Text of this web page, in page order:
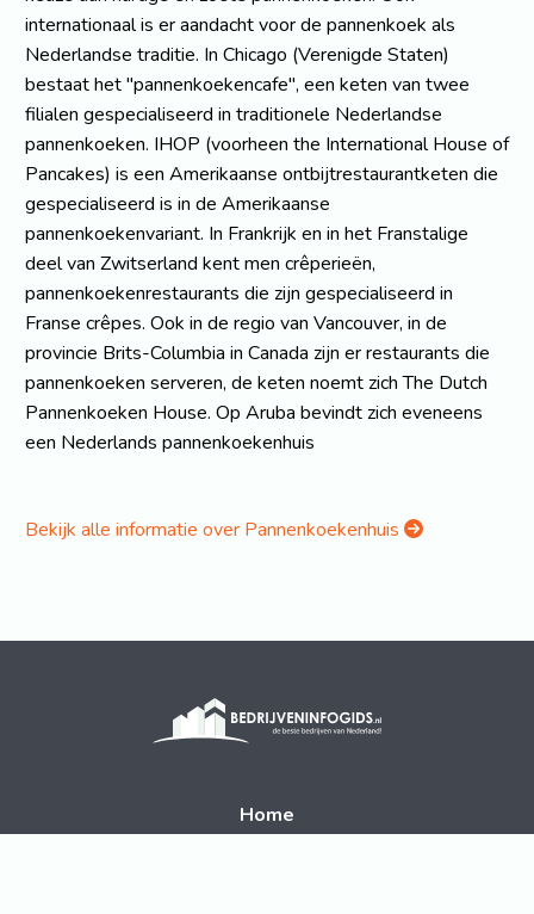
internationaal is er aandacht voor de pannenkoek als
Nederlandse traditie. In Chicago (Verenigde Staten)
bestaat het "pannenkoekencafe", een keten van twee
filialen gespecialiseerd in traditionele Nederlandse
pannenkoeken. IHOP (voorheen the International House of
Pancakes) is een Amerikaanse ontbijtrestaurantketen die
gespecialiseerd is in de Amerikaanse
pannenkoekenvariant. In Frankrijk en in het Franstalige
deel van Zwitserland kent men crêperieën,
pannenkoekenrestaurants die zijn gespecialiseerd in
Franse crêpes. Ook in de regio van Vancouver, in de
provincie Brits-Columbia in Canada zijn er restaurants die
pannenkoeken serveren, de keten noemt zich The Dutch
Pannenkoeken House. Op Aruba bevindt zich eveneens
een Nederlands pannenkoekenhuis
Bekijk alle informatie over Pannenkoekenhuis
Home